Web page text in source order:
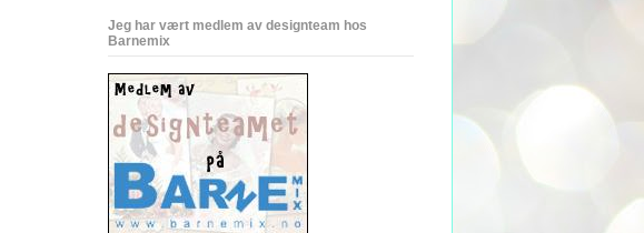
Jeg har vært medlem av designteam hos
Barnemix